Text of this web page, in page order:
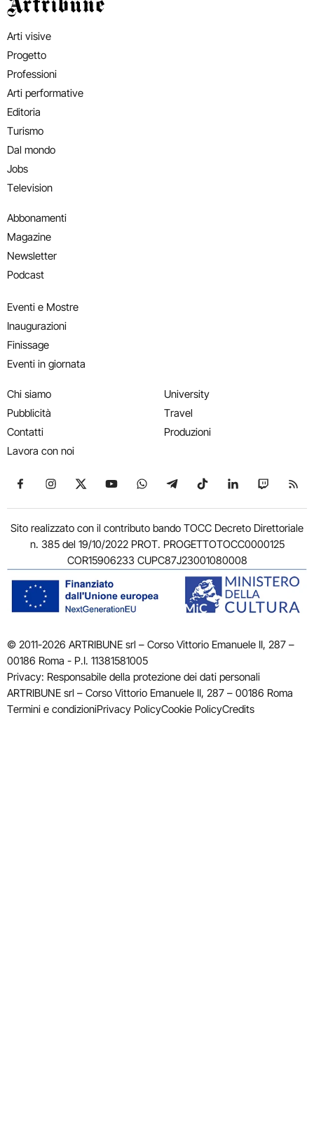
Artribune
Arti visive
Progetto
Professioni
Arti performative
Editoria
Turismo
Dal mondo
Jobs
Television
Abbonamenti
Magazine
Newsletter
Podcast
Eventi e Mostre
Inaugurazioni
Finissage
Eventi in giornata
Chi siamo
Pubblicità
Contatti
Lavora con noi
University
Travel
Produzioni
Seguici su Facebook
Seguici su Instagram
Seguici su X
Seguici su YouTube
Seguici su WhatsApp
Seguici su Telegram
Seguici su TikTok
Seguici su
Seguici
Sito realizzato con il contributo bando TOCC Decreto Direttoriale
n. 385 del 19/10/2022 PROT. PROGETTOTOCC0000125
COR15906233 CUPC87J23001080008
© 2011-2026 ARTRIBUNE srl – Corso Vittorio Emanuele II, 287 –
00186 Roma - P.I. 11381581005
Privacy: Responsabile della protezione dei dati personali
ARTRIBUNE srl – Corso Vittorio Emanuele II, 287 – 00186 Roma
Termini e condizioniPrivacy PolicyCookie PolicyCredits